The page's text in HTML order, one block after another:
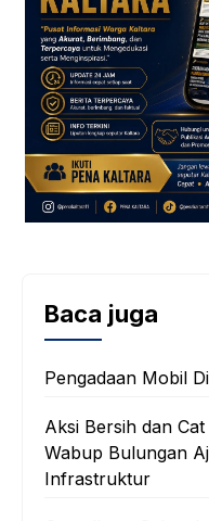
Baca juga
‎Pengadaan Mobil
‎Aksi Bersih dan
Wabup Bulungan
Infrastruktur